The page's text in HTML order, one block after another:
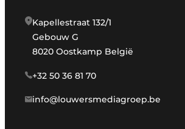
Kapellestraat 132/1
Gebouw G
8020 Oostkamp België
+32 50 36 81 70
info@louwersmediagroep.be